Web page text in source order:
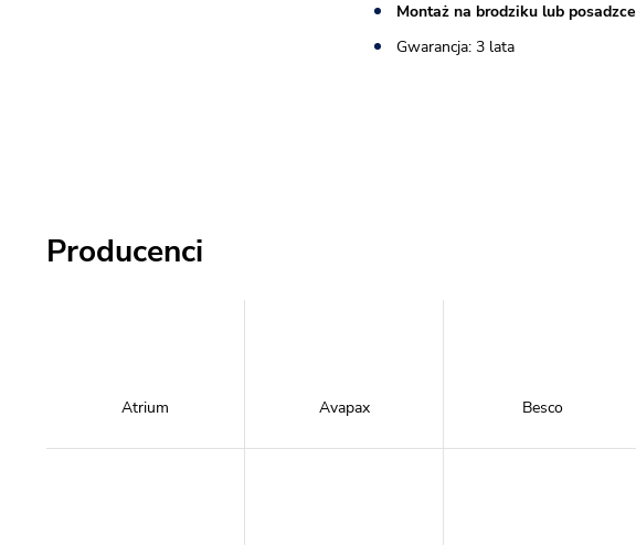
Montaż na brodziku lub posadzce
Gwarancja: 3 lata
Producenci
Atrium Avapax Besco